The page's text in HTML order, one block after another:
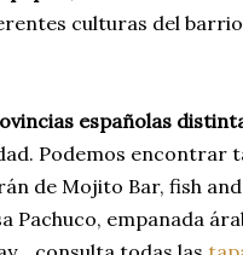
culturas del
españolas
Podemos encontrar
de Mojito Bar, fish
Pachuco, empanada